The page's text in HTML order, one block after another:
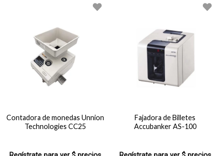
Contadora de monedas Unnion
Technologies CC25
Fajadora de Billetes
Accubanker AS-100